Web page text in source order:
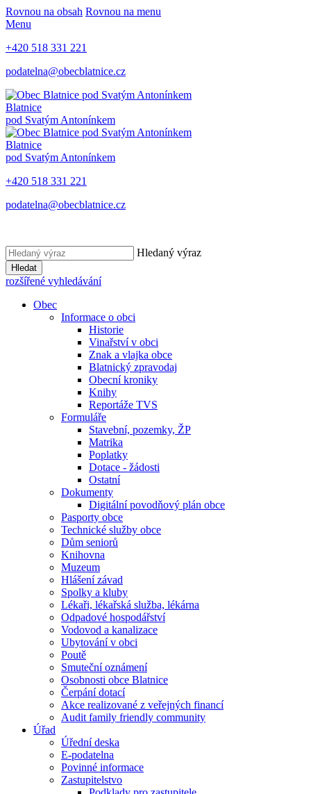
Rovnou na obsah Rovnou na menu
Menu
+420 518 331 221
podatelna@obecblatnice.cz
Blatnice
pod Svatým Antonínkem
Blatnice
pod Svatým Antonínkem
+420 518 331 221
podatelna@obecblatnice.cz
Hledaný výraz
Hledat
rozšířené vyhledávání
Obec
Informace o obci
Historie
Vinařství v obci
Znak a vlajka obce
Blatnický zpravodaj
Obecní kroniky
Knihy
Reportáže TVS
Formuláře
Stavební, pozemky, ŽP
Matrika
Poplatky
Dotace - žádosti
Ostatní
Dokumenty
Digitální povodňový plán obce
Pasporty obce
Technické služby obce
Dům seniorů
Knihovna
Muzeum
Hlášení závad
Spolky a kluby
Lékaři, lékařská služba, lékárna
Odpadové hospodářství
Vodovod a kanalizace
Ubytování v obci
Poutě
Smuteční oznámení
Osobnosti obce Blatnice
Čerpání dotací
Akce realizované z veřejných financí
Audit family friendly community
Úřad
Úřední deska
E-podatelna
Povinné informace
Zastupitelstvo